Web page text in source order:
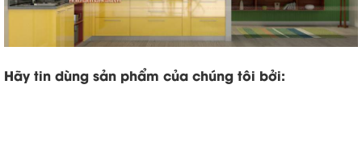
Hãy tin dùng sản phẩm của chúng tôi bởi: